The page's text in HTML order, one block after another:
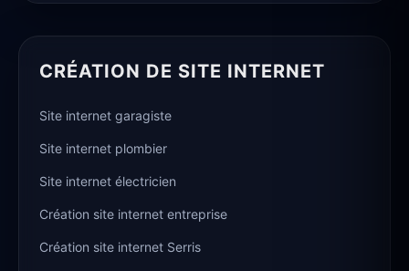
CRÉATION DE SITE INTERNET
Site internet garagiste
Site internet plombier
Site internet électricien
Création site internet entreprise
Création site internet Serris